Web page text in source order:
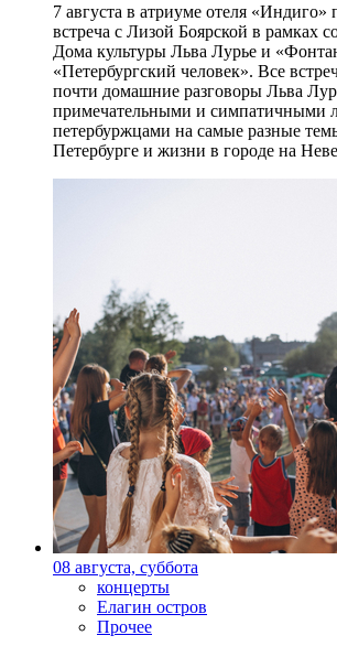
7 августа в атриуме отеля «Индиго»
встреча с Лизой Боярской в рамках
Дома культуры Льва Лурье и
«Петербургский человек». Все
почти домашние разговоры Льва
примечательными и симпатичными
петербуржцами на самые разные
Петербурге и жизни в городе на
08 августа, суббота
концерты
Елагин остров
Прочее